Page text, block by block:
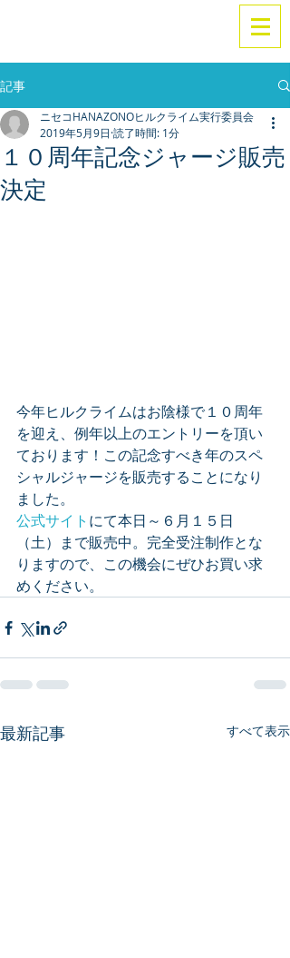
記事
１０周年記念ジャージ販売
決定
ニセコHANAZONOヒルクライム実行委員会
2019年5月9日 読了時間: 1分
今年ヒルクライムはお陰様で１０周年
を迎え、例年以上のエントリーを頂い
ております！この記念すべき年のスペ
シャルジャージを販売することになり
ました。
公式サイト にて本日～６月１５日
（土）まで販売中。完全受注制作とな
りますので、この機会にぜひお買い求
めください。
最新記事 すべて表示